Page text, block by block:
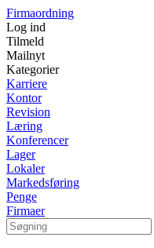
Firmaordning
Log ind
Tilmeld
Mailnyt
Kategorier
Karriere
Kontor
Revision
Læring
Konferencer
Lager
Lokaler
Markedsføring
Penge
Firmaer